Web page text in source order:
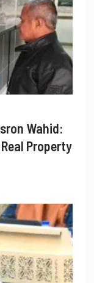
Wahid:
Property